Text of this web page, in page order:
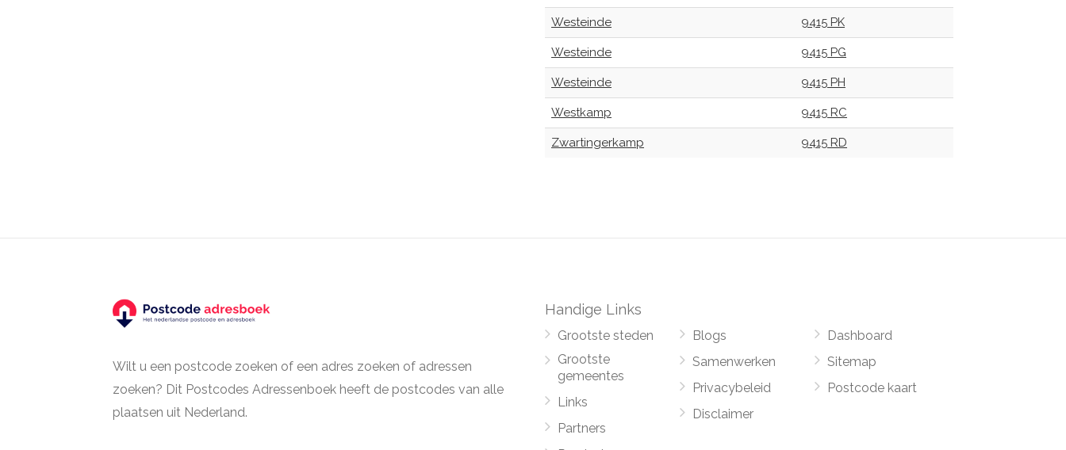
Westeinde 9415 PK
Westeinde 9415 PG
Westeinde 9415 PH
Westkamp 9415 RC
Zwartingerkamp 9415 RD
Wilt u een postcode zoeken of een adres zoeken of adressen
zoeken? Dit Postcodes Adressenboek heeft de postcodes van alle
plaatsen uit Nederland.
Handige Links
Grootste steden
Grootste
gemeentes
Links
Partners
Blogs
Samenwerken
Privacybeleid
Disclaimer
Dashboard
Sitemap
Postcode kaart